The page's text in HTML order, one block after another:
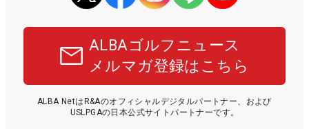
ALBAゴルフニュース
メルマガ登録はこちら
ALBA NetはR&Aのオフィシャルデジタルパートナー、および
USLPGAの日本公式サイトパートナーです。